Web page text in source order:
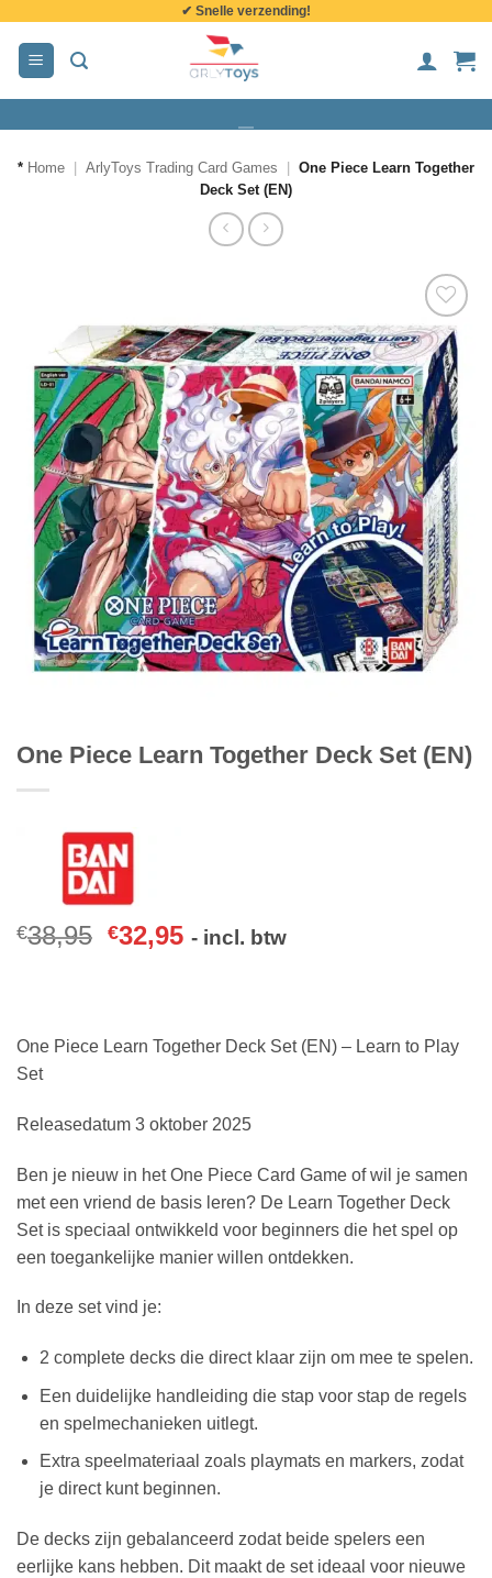
inhoud
✔ Snelle verzending!
* Home ArlyToys Trading Card Games
One Piece Learn Together
Deck Set (EN)
One Piece Learn Together Deck Set (EN)
€38,95 €32,95 - incl. btw
One Piece Learn Together Deck Set (EN) – Learn to Play
Set
Releasedatum 3 oktober 2025
Ben je nieuw in het One Piece Card Game of wil je samen
met een vriend de basis leren? De Learn Together Deck
Set is speciaal ontwikkeld voor beginners die het spel op
een toegankelijke manier willen ontdekken.
In deze set vind je:
2 complete decks die direct klaar zijn om mee te spelen.
Een duidelijke handleiding die stap voor stap de regels
en spelmechanieken uitlegt.
Extra speelmateriaal zoals playmats en markers, zodat
je direct kunt beginnen.
De decks zijn gebalanceerd zodat beide spelers een
eerlijke kans hebben. Dit maakt de set ideaal voor nieuwe